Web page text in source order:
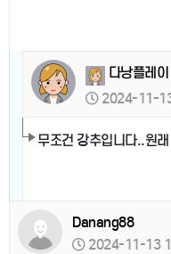
다낭플레이
2024-11-
무조건 강추입니다..원
Danang88
2024-11-13